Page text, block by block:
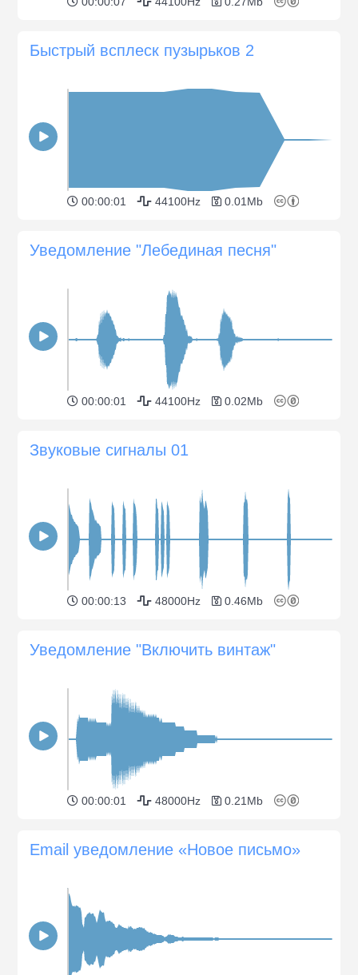
Быстрый всплеск пузырьков 2
00:00:01 44100Hz 0.01Mb
Уведомление "Лебединая песня"
00:00:01 44100Hz 0.02Mb
Звуковые сигналы 01
00:00:13 48000Hz 0.46Mb
Уведомление "Включить винтаж"
00:00:01 48000Hz 0.21Mb
Email уведомление «Новое письмо»